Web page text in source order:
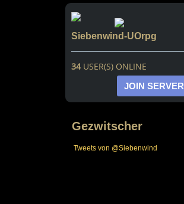
Siebenwind-UOrpg
34USER(S) ONLINE
JOIN SERVER
Gezwitscher
Tweets von @Siebenwind